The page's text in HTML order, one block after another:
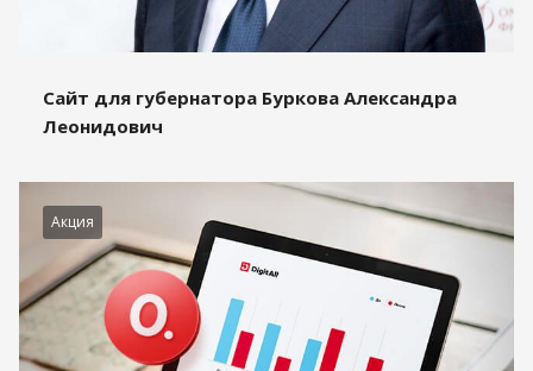
Сайт для губернатора Буркова Александра
Леонидович
Акция